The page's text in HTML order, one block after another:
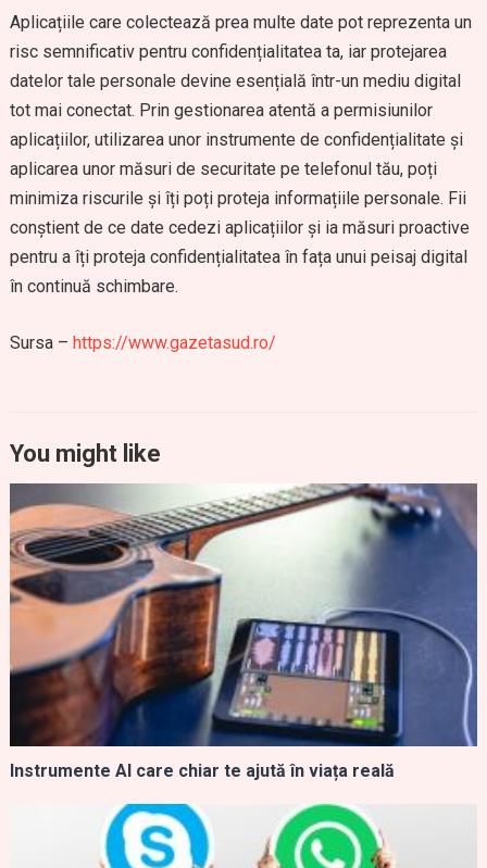
Aplicațiile care colectează prea multe date pot reprezenta un
risc semnificativ pentru confidențialitatea ta, iar protejarea
datelor tale personale devine esențială într-un mediu digital
tot mai conectat. Prin gestionarea atentă a permisiunilor
aplicațiilor, utilizarea unor instrumente de confidențialitate și
aplicarea unor măsuri de securitate pe telefonul tău, poți
minimiza riscurile și îți poți proteja informațiile personale. Fii
conștient de ce date cedezi aplicațiilor și ia măsuri proactive
pentru a îți proteja confidențialitatea în fața unui peisaj digital
în continuă schimbare.
Sursa – https://www.gazetasud.ro/
You might like
Instrumente AI care chiar te ajută în viața reală